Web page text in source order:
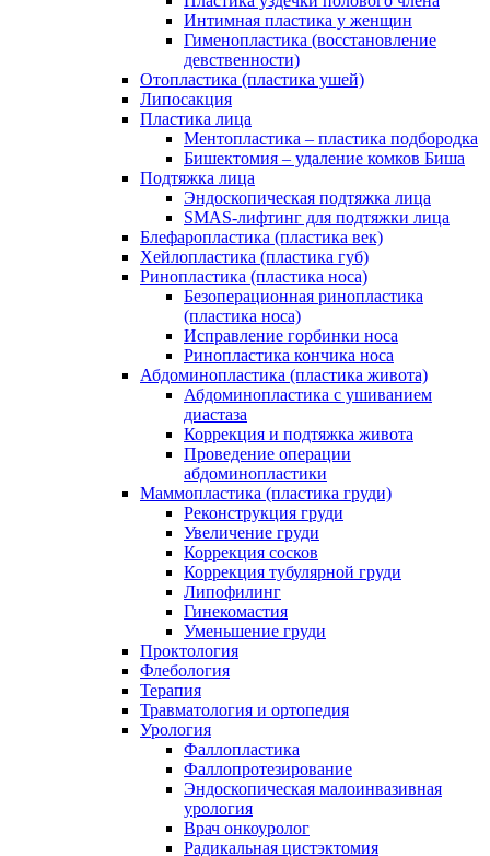
Интимная пластика у женщин
Гименопластика (восстановление
девственности)
Отопластика (пластика ушей)
Липосакция
Пластика лица
Ментопластика – пластика подбородка
Бишектомия – удаление комков Биша
Подтяжка лица
Эндоскопическая подтяжка лица
SMAS-лифтинг для подтяжки лица
Блефаропластика (пластика век)
Хейлопластика (пластика губ)
Ринопластика (пластика носа)
Безоперационная ринопластика
(пластика носа)
Исправление горбинки носа
Ринопластика кончика носа
Абдоминопластика (пластика живота)
Абдоминопластика с ушиванием
диастаза
Коррекция и подтяжка живота
Проведение операции
абдоминопластики
Маммопластика (пластика груди)
Реконструкция груди
Увеличение груди
Коррекция сосков
Коррекция тубулярной груди
Липофилинг
Гинекомастия
Уменьшение груди
Проктология
Флебология
Терапия
Травматология и ортопедия
Урология
Фаллопластика
Фаллопротезирование
Эндоскопическая малоинвазивная
урология
Врач онкоуролог
Радикальная цистэктомия